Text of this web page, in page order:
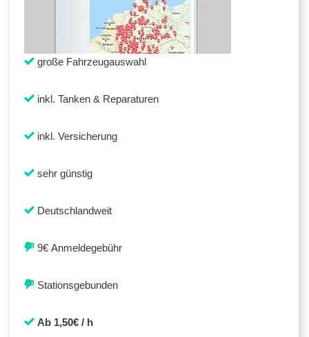
große Fahrzeugauswahl
inkl. Tanken & Reparaturen
inkl. Versicherung
sehr günstig
Deutschlandweit
9€ Anmeldegebühr
Stationsgebunden
Ab 1,50€ / h